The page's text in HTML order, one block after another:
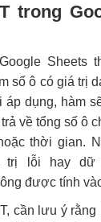
trong
Sheets
số ô có giá trị
áp dụng, hàm
về tổng số ô
thời gian.
trị lỗi hay dữ
được tính
cần lưu ý rằng